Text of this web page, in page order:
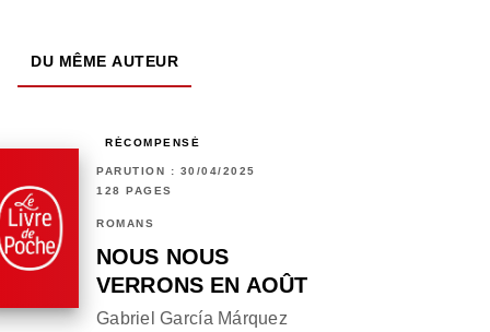
DU MÊME AUTEUR
RÉCOMPENSÉ
PARUTION : 30/04/2025
128 PAGES
ROMANS
NOUS NOUS
VERRONS EN AOÛT
Gabriel García Márquez